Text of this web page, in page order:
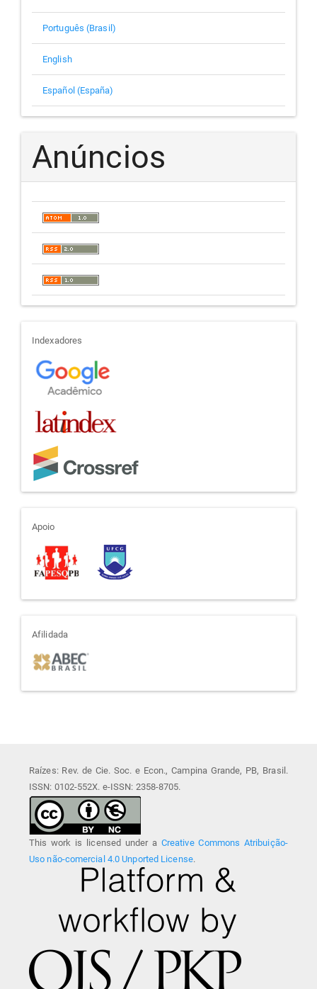
Português (Brasil)
English
Español (España)
Anúncios
indexadores
Indexadores
apoio
Apoio
afiliada
Afilidada
Raízes: Rev. de Cie. Soc. e Econ., Campina Grande, PB, Brasil.
ISSN: 0102-552X. e-ISSN: 2358-8705.
This work is licensed under a Creative Commons Atribuição-
Uso não-comercial 4.0 Unported License.